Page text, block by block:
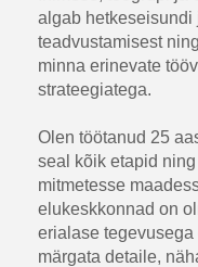
algab
teadvustamisest
minna erinevate
strateegiatega.
Olen töötanud 25
seal kõik etapid
mitmetesse
elukeskkonnad on
erialase
märgata detaile,